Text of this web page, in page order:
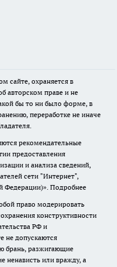
сайте, охраняется в
авторском праве и не
бы то ни было форме, в
переработке не иначе
рекомендательные
предоставления
и анализа сведений,
сети "Интернет",
Федерации)». Подробнее
право модерировать
конструктивности
РФ и
не допускаются
брань, разжигающие
ненависть или вражду, а